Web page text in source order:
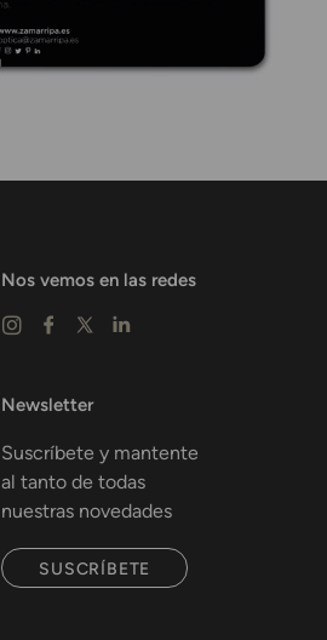
Nos vemos en las redes
Newsletter
Suscríbete y mantente
al tanto de todas
nuestras novedades
SUSCRÍBETE